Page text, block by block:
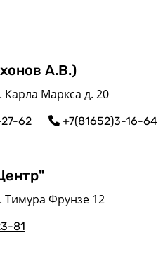
А.В.)
Карла Маркса д. 20
62 +7(81652)3-16-64
Тимура Фрунзе 12
81